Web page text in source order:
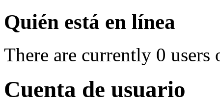
Quién está en línea
There are currently 0 users
Cuenta de usuario